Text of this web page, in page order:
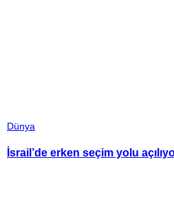
Dünya
İsrail’de erken seçim yolu